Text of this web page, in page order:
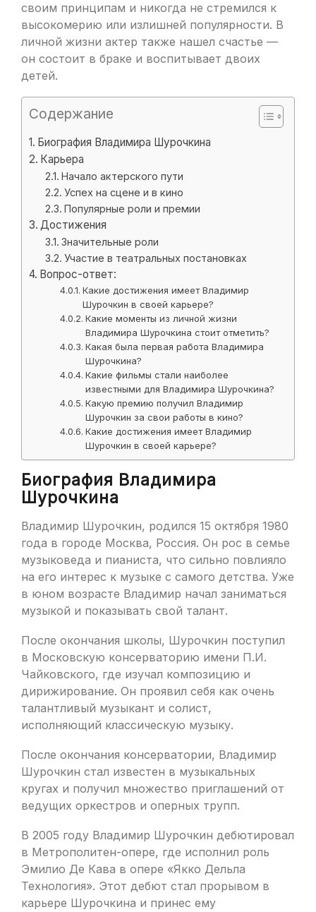
своим принципам и никогда не стремился к
высокомерию или излишней популярности. В
личной жизни актер также нашел счастье —
он состоит в браке и воспитывает двоих
детей.
Содержание
Биография Владимира Шурочкина
Карьера
Начало актерского пути
Успех на сцене и в кино
Популярные роли и премии
Достижения
Значительные роли
Участие в театральных постановках
Вопрос-ответ:
Какие достижения имеет Владимир
Шурочкин в своей карьере?
Какие моменты из личной жизни
Владимира Шурочкина стоит отметить?
Какая была первая работа Владимира
Шурочкина?
Какие фильмы стали наиболее
известными для Владимира Шурочкина?
Какую премию получил Владимир
Шурочкин за свои работы в кино?
Какие достижения имеет Владимир
Шурочкин в своей карьере?
Биография Владимира
Шурочкина
Владимир Шурочкин, родился 15 октября 1980
года в городе Москва, Россия. Он рос в семье
музыковеда и пианиста, что сильно повлияло
на его интерес к музыке с самого детства. Уже
в юном возрасте Владимир начал заниматься
музыкой и показывать свой талант.
После окончания школы, Шурочкин поступил
в Московскую консерваторию имени П.И.
Чайковского, где изучал композицию и
дирижирование. Он проявил себя как очень
талантливый музыкант и солист,
исполняющий классическую музыку.
После окончания консерватории, Владимир
Шурочкин стал известен в музыкальных
кругах и получил множество приглашений от
ведущих оркестров и оперных трупп.
В 2005 году Владимир Шурочкин дебютировал
в Метрополитен-опере, где исполнил роль
Эмилио Де Кава в опере «Якко Дельла
Технология». Этот дебют стал прорывом в
карьере Шурочкина и принес ему